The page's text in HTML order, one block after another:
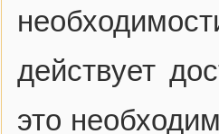
действует
это